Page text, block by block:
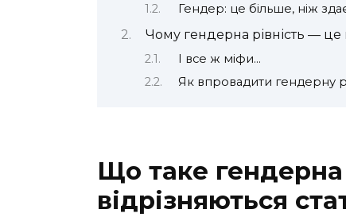
Гендер: це більше, ніж
Чому гендерна рівність — це
І все ж міфи…
Як впровадити гендерну
Що таке гендерна
відрізняються